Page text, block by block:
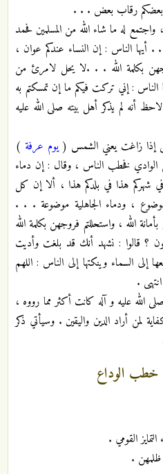
بعضكم رقاب بعض . . .
له ما شاء الله من المسلمين فحمد
. أيها الناس : إن النساء عندكم عوان ،
بكلمة الله . . .لا يحل لامرئ من
: إني تركت فيكم ما إن تمسكتم به
أنه لم يذكر أهل بيته صلى الله عليه
يوم عرفة )
الوادي فخطب الناس ، وقال : إن دماء
شهركم هذا في بلدكم هذا ، ألا إن كل
، ودماء الجاهلية موضوعة . . .
الله ، واستحللتم فروجهن بكلمة الله
؟ قالوا : نشهد أنك قد بلغت وأديت
السماء وينكتها إلى الناس : اللهم
.
عليه و آله كانت أكثر مما رووه ،
لمن أراد الدين واليقين . وسيأتي ذكر
خطب الوداع
القومي .
.